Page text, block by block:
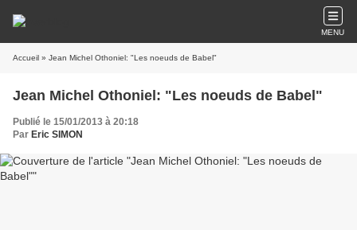
MENU
Accueil » Jean Michel Othoniel: "Les noeuds de Babel"
Jean Michel Othoniel: "Les noeuds de Babel"
Publié le 15/01/2013 à 20:18
Par Eric SIMON